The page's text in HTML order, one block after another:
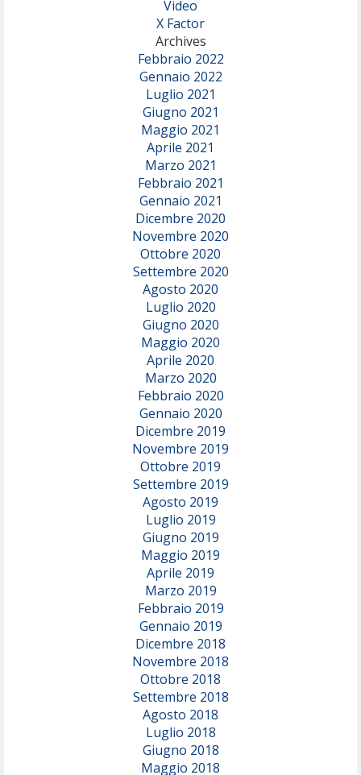
Video
X Factor
Archives
Febbraio 2022
Gennaio 2022
Luglio 2021
Giugno 2021
Maggio 2021
Aprile 2021
Marzo 2021
Febbraio 2021
Gennaio 2021
Dicembre 2020
Novembre 2020
Ottobre 2020
Settembre 2020
Agosto 2020
Luglio 2020
Giugno 2020
Maggio 2020
Aprile 2020
Marzo 2020
Febbraio 2020
Gennaio 2020
Dicembre 2019
Novembre 2019
Ottobre 2019
Settembre 2019
Agosto 2019
Luglio 2019
Giugno 2019
Maggio 2019
Aprile 2019
Marzo 2019
Febbraio 2019
Gennaio 2019
Dicembre 2018
Novembre 2018
Ottobre 2018
Settembre 2018
Agosto 2018
Luglio 2018
Giugno 2018
Maggio 2018